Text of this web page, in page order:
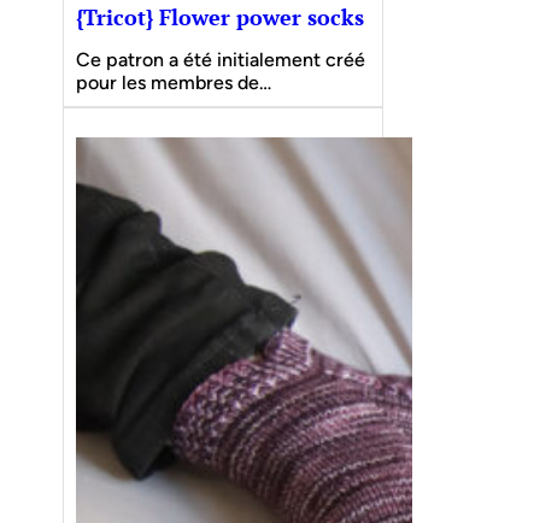
{Tricot} Flower power socks
Ce patron a été initialement créé
pour les membres de…